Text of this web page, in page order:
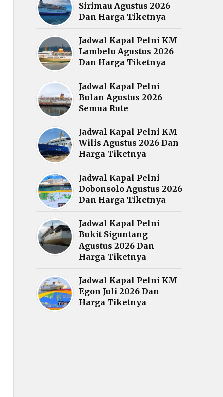
Sirimau Agustus 2026
Dan Harga Tiketnya
Jadwal Kapal Pelni KM
Lambelu Agustus 2026
Dan Harga Tiketnya
Jadwal Kapal Pelni
Bulan Agustus 2026
Semua Rute
Jadwal Kapal Pelni KM
Wilis Agustus 2026 Dan
Harga Tiketnya
Jadwal Kapal Pelni
Dobonsolo Agustus 2026
Dan Harga Tiketnya
Jadwal Kapal Pelni
Bukit Siguntang
Agustus 2026 Dan
Harga Tiketnya
Jadwal Kapal Pelni KM
Egon Juli 2026 Dan
Harga Tiketnya